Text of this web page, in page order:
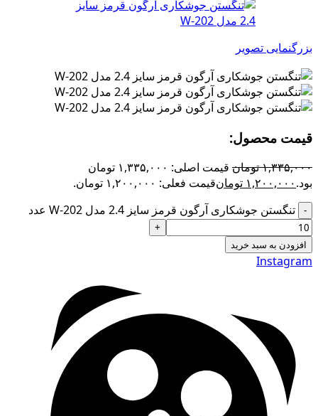
بزرگنمایی تصویر
قیمت محصول:​
۱,۳۳۵,۰۰۰تومان
قیمت اصلی: ۱,۳۳۵,۰۰۰ تومان
بود.۱,۲۰۰,۰۰۰ تومانقیمت فعلی: ۱,۲۰۰,۰۰۰ تومان.
تنگستن جوشکاری آرگون قرمز سایز 2.4 مدل W-202 عدد
افزودن به سبد خرید
Instagram